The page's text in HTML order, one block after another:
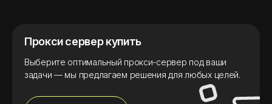
Прокси сервер купить
Выберите оптимальный прокси-сервер под ваши
задачи — мы предлагаем решения для любых целей.